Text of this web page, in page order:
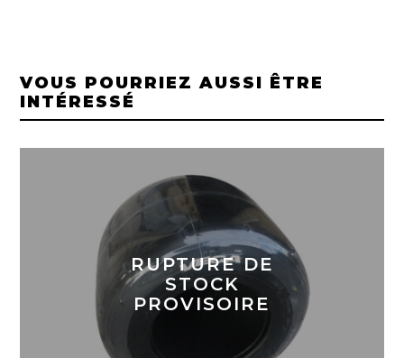
VOUS POURRIEZ AUSSI ÊTRE
INTÉRESSÉ
RUPTURE DE
STOCK
PROVISOIRE